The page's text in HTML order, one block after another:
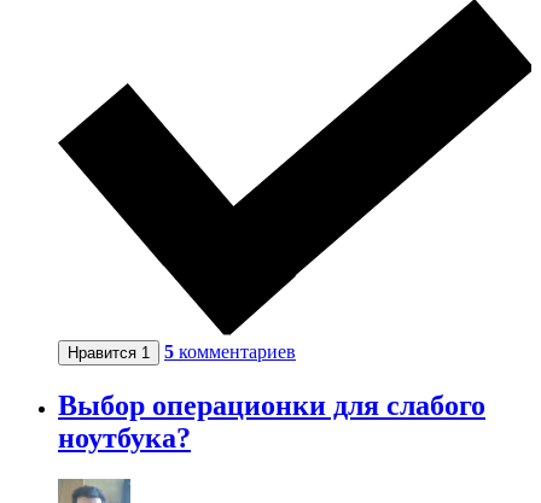
Нравится 1 5 комментариев
Выбор операционки для слабого
ноутбука?